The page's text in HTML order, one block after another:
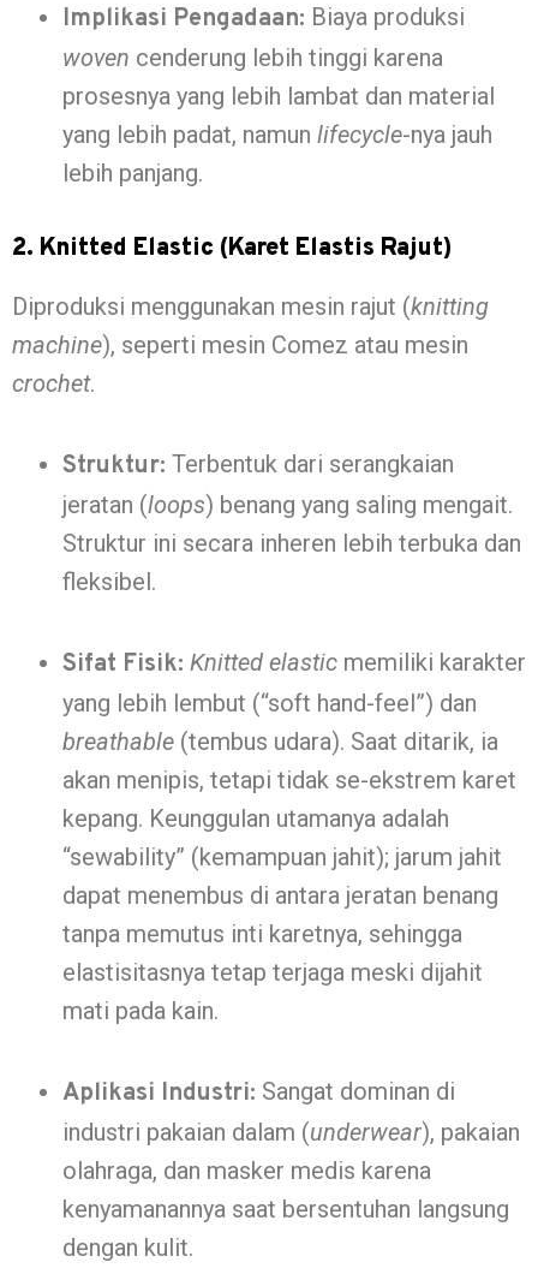
Implikasi Pengadaan: Biaya produksi
woven cenderung lebih tinggi karena
prosesnya yang lebih lambat dan material
yang lebih padat, namun lifecycle-nya jauh
lebih panjang.
2. Knitted Elastic (Karet Elastis Rajut)
Diproduksi menggunakan mesin rajut (knitting
machine), seperti mesin Comez atau mesin
crochet.
Struktur: Terbentuk dari serangkaian
jeratan (loops) benang yang saling mengait.
Struktur ini secara inheren lebih terbuka dan
fleksibel.
Sifat Fisik: Knitted elasticmemiliki karakter
yang lebih lembut (“soft hand-feel”) dan
breathable(tembus udara). Saat ditarik, ia
akan menipis, tetapi tidak se-ekstrem karet
kepang. Keunggulan utamanya adalah
“sewability” (kemampuan jahit); jarum jahit
dapat menembus di antara jeratan benang
tanpa memutus inti karetnya, sehingga
elastisitasnya tetap terjaga meski dijahit
mati pada kain.
Aplikasi Industri: Sangat dominan di
industri pakaian dalam (underwear), pakaian
olahraga, dan masker medis karena
kenyamanannya saat bersentuhan langsung
dengan kulit.